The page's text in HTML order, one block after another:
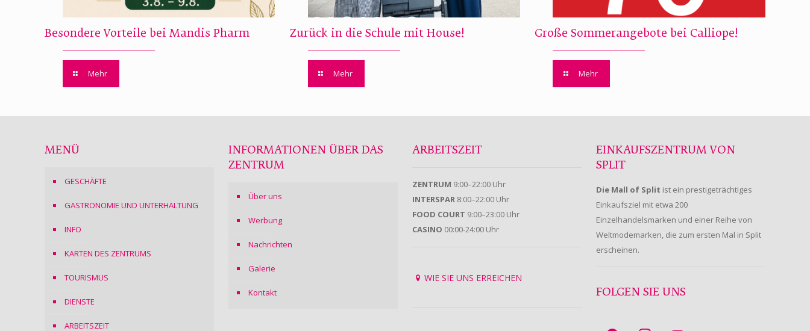
Besondere Vorteile bei Mandis Pharm
Mehr
Zurück in die Schule mit House!
Mehr
Große Sommerangebote bei Calliope!
Mehr
MENÜ
GESCHÄFTE
GASTRONOMIE UND UNTERHALTUNG
INFO
KARTEN DES ZENTRUMS
TOURISMUS
DIENSTE
ARBEITSZEIT
INFORMATIONEN ÜBER DAS
ZENTRUM
Über uns
Werbung
Nachrichten
Galerie
Kontakt
ARBEITSZEIT
ZENTRUM 9:00–22:00 Uhr
INTERSPAR 8:00–22:00 Uhr
FOOD COURT 9:00–23:00 Uhr
CASINO 00:00-24:00 Uhr
WIE SIE UNS ERREICHEN
EINKAUFSZENTRUM VON
SPLIT
Die Mall of Split ist ein prestigeträchtiges
Einkaufsziel mit etwa 200
Einzelhandelsmarken und einer Reihe von
Weltmodemarken, die zum ersten Mal in Split
erscheinen.
FOLGEN SIE UNS